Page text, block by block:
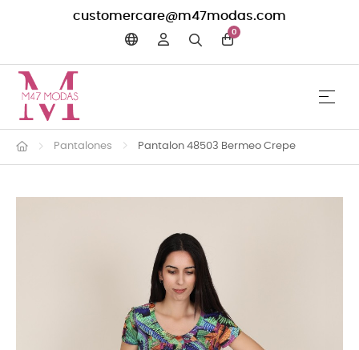
customercare@m47modas.com
0
☰
Pantalones Pantalon 48503 Bermeo Crepe